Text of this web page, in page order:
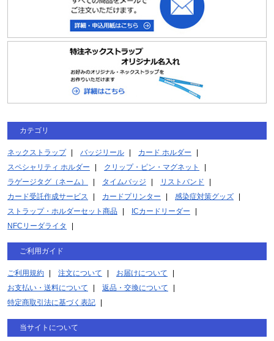
カテゴリ
ネックストラップ バッジリール
カード ホルダー
スペシャリティ ホルダー
クリップ・ピン・マグネット
ラゲージタグ（ネーム）
タイムバッジ
リストバンド
カード受託作成サービス
カードプリンター
感染症対策グッズ
ストラップ・ホルダーセット商品
ICカードリーダー
NFCリーダライタ
ご利用ガイド
ご利用規約 注文について
お届けについて
お支払い・送料について
返品・交換について
特定商取引法に基づく表記
当サイトについて